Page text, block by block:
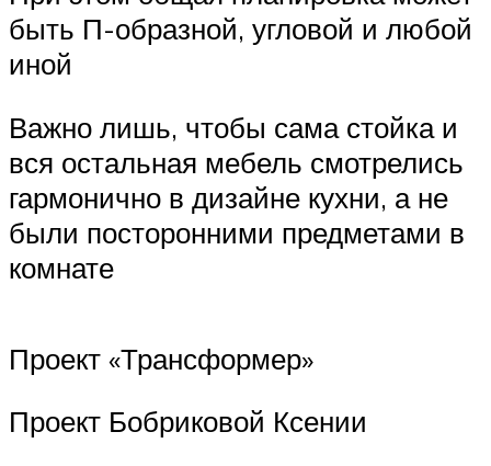
быть П-образной, угловой и любой
иной
Важно лишь, чтобы сама стойка и
вся остальная мебель смотрелись
гармонично в дизайне кухни, а не
были посторонними предметами в
комнате
Проект «Трансформер»
Проект Бобриковой Ксении